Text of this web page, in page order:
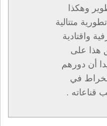
وهكذا
متتالية
واقتادية
هذا على
أن دورهم
في
قناعاته .